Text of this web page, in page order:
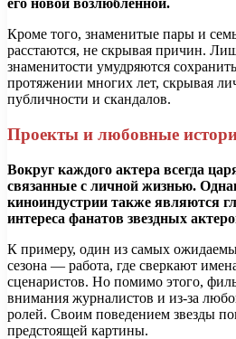
его новой возлюбленной.
Кроме того, знаменитые пары и
расстаются, не скрывая причин.
знаменитости умудряются
протяжении многих лет, скрывая
публичности и скандалов.
Проекты и любовные
Вокруг каждого актера всегда
связанные с личной жизнью.
киноиндустрии также являются
интереса фанатов звездных
К примеру, один из самых
сезона — работа, где сверкают
сценаристов. Но помимо этого,
внимания журналистов и из-за
ролей. Своим поведением звезды
предстоящей картины.